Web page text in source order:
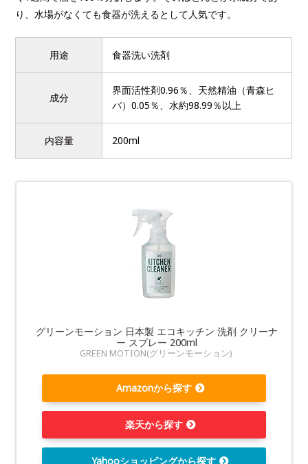
り、水場がなくても食器が洗えるとして人気です。
用途 食器洗い洗剤
成分
界面活性剤0.96％、天然精油（青森ヒ
バ）0.05％、水約98.99％以上
内容量 200ml
グリーンモーション 日本製 エコキッチン 洗剤 クリーナ
ー スプレー 200ml
GREEN MOTION(グリーンモーション)
Amazonから探す
楽天から探す
Yahooショッピングから探す